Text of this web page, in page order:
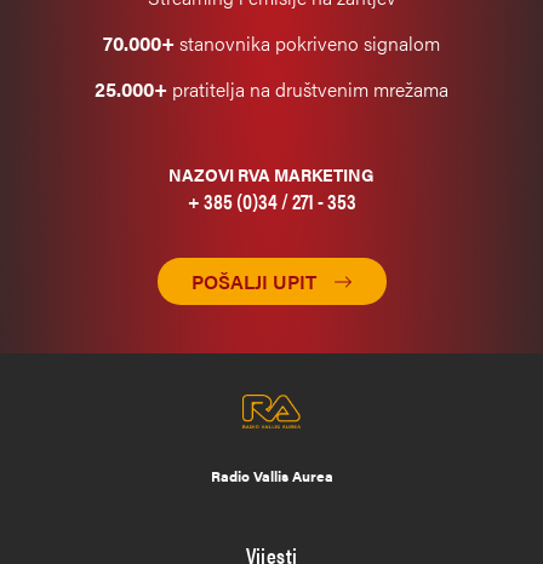
70.000+stanovnika pokriveno signalom
25.000+ pratitelja na društvenim mrežama
NAZOVI RVA MARKETING
+ 385 (0)34 / 271 - 353
POŠALJI UPIT
Radio Vallis Aurea
Vijesti